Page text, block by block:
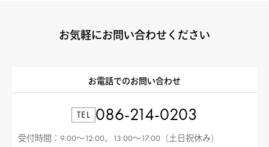
お気軽にお問い合わせください
お電話でのお問い合わせ
TEL 086-214-0203
受付時間：9:00〜12:00、13:00〜17:00（土日祝休み）